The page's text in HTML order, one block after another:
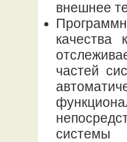
внешнее
частей